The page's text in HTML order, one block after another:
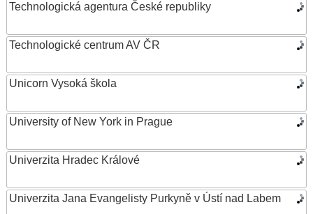
Technologická agentura České republiky
Technologické centrum AV ČR
Unicorn Vysoká škola
University of New York in Prague
Univerzita Hradec Králové
Univerzita Jana Evangelisty Purkyně v Ústí nad Labem